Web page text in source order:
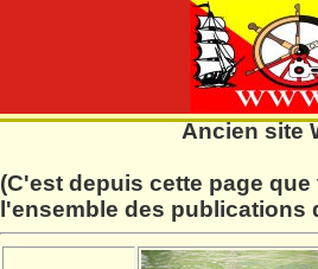
Ancien site
(C'est depuis cette page
l'ensemble des publications